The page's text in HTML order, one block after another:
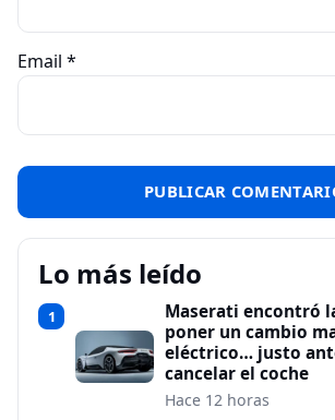
Email *
Lo más leído
1
Maserati encontró
poner un cambio
eléctrico… justo
cancelar el coche
Hace 12 horas